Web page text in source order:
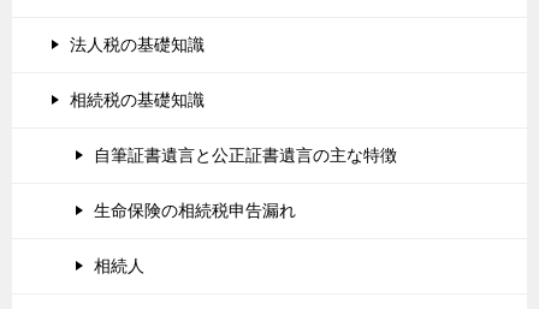
法人税の基礎知識
相続税の基礎知識
自筆証書遺言と公正証書遺言の主な特徴
生命保険の相続税申告漏れ
相続人